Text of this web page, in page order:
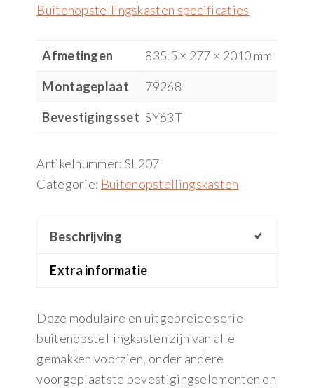
Buitenopstellingskasten specificaties
Afmetingen
835.5 × 277 × 2010 mm
Montageplaat
79268
Bevestigingsset SY63T
Artikelnummer: SL207
Categorie: Buitenopstellingskasten
Beschrijving
Extra informatie
Deze modulaire en uitgebreide serie
buitenopstellingkasten zijn van alle
gemakken voorzien, onder andere
voorgeplaatste bevestigingselementen en